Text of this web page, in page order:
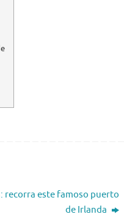
recorra este famoso puerto
de Irlanda